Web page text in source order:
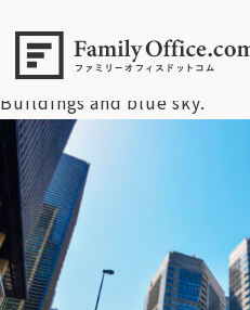
初めての方へ
ご利用の流れ・プ
事例紹介
エキスパート一覧
要回復と金融政策の追い風>
Buildings and blue sky.